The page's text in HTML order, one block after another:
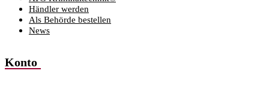
Händler werden
Als Behörde bestellen
News
Konto